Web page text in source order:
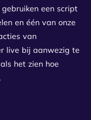
een script
en één van onze
van
live bij aanwezig te
het zien hoe